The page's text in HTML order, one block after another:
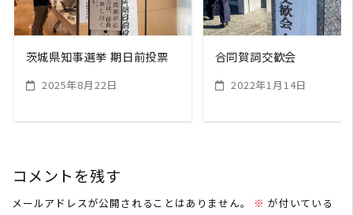
茨城県知事選挙 期日前投票
2025年8月22日
合同賀詞交歓会
2022年1月14日
コメントを残す
メールアドレスが公開されることはありません。 ※ が付いている